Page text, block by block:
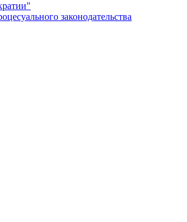
законодательства